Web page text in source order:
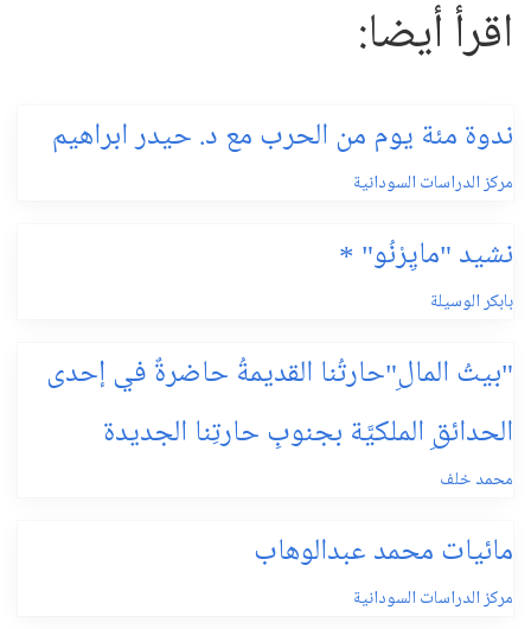
اقرأ أيضا:
ندوة مئة يوم من الحرب مع د. حيدر ابراهيم
مركز الدراسات السودانية
نشيد "مايِرْنُو" *
بابكر الوسيلة
"بيتُ المالِ"حارتُنا القديمةُ حاضرةٌ في إحدى
الحدائقِ الملكيَّة بجنوبِ حارتِنا الجديدة
محمد خلف
مائيات محمد عبدالوهاب
مركز الدراسات السودانية